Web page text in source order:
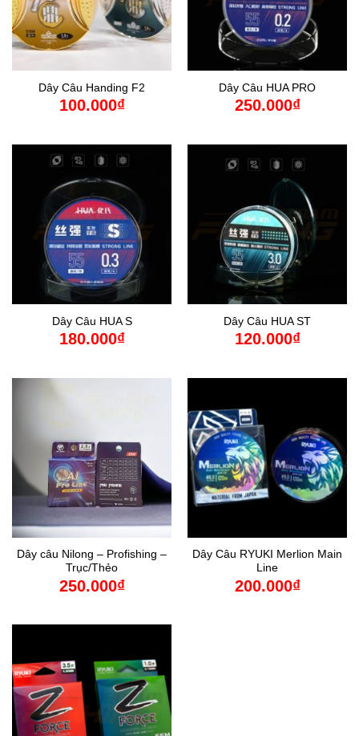
Dây Câu Handing F2
100.000₫
Dây Câu HUA PRO
250.000₫
Dây Câu HUA S
180.000₫
Dây Câu HUA ST
120.000₫
Dây câu Nilong – Profishing –
Trục/Thẻo
250.000₫
Dây Câu RYUKI Merlion Main
Line
200.000₫